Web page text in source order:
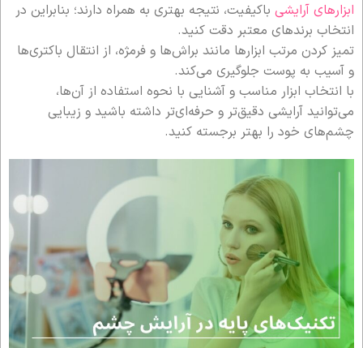
ابزارهای آرایشی باکیفیت، نتیجه بهتری به همراه دارند؛ بنابراین در
انتخاب برندهای معتبر دقت کنید.
تمیز کردن مرتب ابزارها مانند براش‌ها و فرمژه، از انتقال باکتری‌ها
و آسیب به پوست جلوگیری می‌کند.
با انتخاب ابزار مناسب و آشنایی با نحوه استفاده از آن‌ها،
می‌توانید آرایشی دقیق‌تر و حرفه‌ای‌تر داشته باشید و زیبایی
چشم‌های خود را بهتر برجسته کنید.